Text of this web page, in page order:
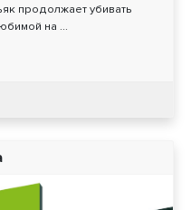
продолжает убивать
на ...